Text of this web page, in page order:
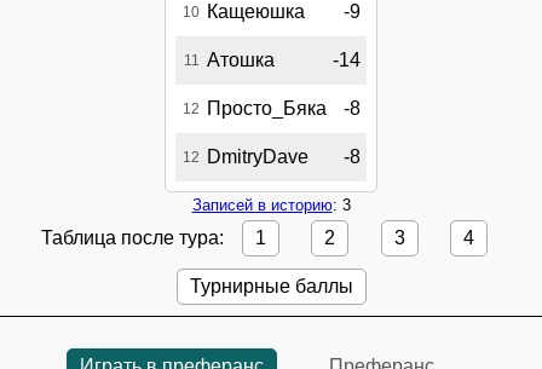
10 Кащеюшка -9
11 Атошка -14
12 Просто_Бяка -8
12 DmitryDave -8
Записей в историю: 3
Таблица после тура: 1 2 3 4
Турнирные баллы